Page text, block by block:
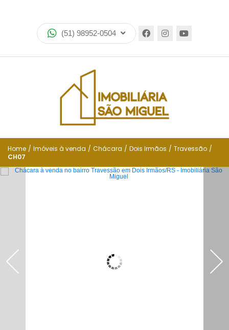
(51) 98952-0504
Imóveis
Encomende seu imóvel
Financiamento
Negocie seu imóvel
Contato
Home / Imóveis à venda / Chácara / Dois Irmãos / Travessão /
CH07